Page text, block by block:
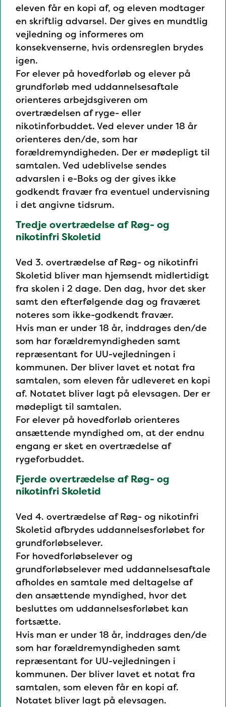
eleven får en kopi af, og eleven modtager
en skriftlig advarsel. Der gives en mundtlig
vejledning og informeres om
konsekvenserne, hvis ordensreglen brydes
igen.
For elever på hovedforløb og elever på
grundforløb med uddannelsesaftale
orienteres arbejdsgiveren om
overtrædelsen af ryge- eller
nikotinforbuddet. Ved elever under 18 år
orienteres den/de, som har
forældremyndigheden. Der er mødepligt til
samtalen. Ved udeblivelse sendes
advarslen i e-Boks og der gives ikke
godkendt fravær fra eventuel undervisning
i det angivne tidsrum.
Tredje overtrædelse af Røg- og
nikotinfri Skoletid
Ved 3. overtrædelse af Røg- og nikotinfri
Skoletid bliver man hjemsendt midlertidigt
fra skolen i 2 dage. Den dag, hvor det sker
samt den efterfølgende dag og fraværet
noteres som ikke-godkendt fravær.
Hvis man er under 18 år, inddrages den/de
som har forældremyndigheden samt
repræsentant for UU-vejledningen i
kommunen. Der bliver lavet et notat fra
samtalen, som eleven får udleveret en kopi
af. Notatet bliver lagt på elevsagen. Der er
mødepligt til samtalen.
For elever på hovedforløb orienteres
ansættende myndighed om, at der endnu
engang er sket en overtrædelse af
rygeforbuddet.
Fjerde overtrædelse af Røg- og
nikotinfri Skoletid
Ved 4. overtrædelse af Røg- og nikotinfri
Skoletid afbrydes uddannelsesforløbet for
grundforløbselever.
For hovedforløbselever og
grundforløbselever med uddannelsesaftale
afholdes en samtale med deltagelse af
den ansættende myndighed, hvor det
besluttes om uddannelsesforløbet kan
fortsætte.
Hvis man er under 18 år, inddrages den/de
som har forældremyndigheden samt
repræsentant for UU-vejledningen i
kommunen. Der bliver lavet et notat fra
samtalen, som eleven får en kopi af.
Notatet bliver lagt på elevsagen.